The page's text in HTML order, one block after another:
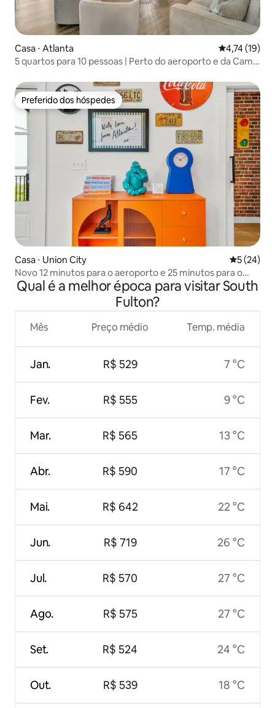
Casa ⋅ Atlanta 4,74 de uma
4,74 (19)
5 quartos para 10 pessoas | Perto do aeroporto e da Camp
Preferido dos hóspedes
Preferido dos hóspedes
Casa ⋅ Union City 5 de uma
5 (24)
Novo 12 minutos para o aeroporto e 25 minutos para o
centro da cidade
Qual é a melhor época para visitar South
Fulton?
Mês
Jan.
Fev.
Mar.
Abr.
Mai.
Jun.
Jul.
Ago.
Set.
Out.
Preço médio
R$ 529
R$ 555
R$ 565
R$ 590
R$ 642
R$ 719
R$ 570
R$ 575
R$ 524
R$ 539
Temp. média
7 °C
9 °C
13 °C
17 °C
22 °C
26 °C
27 °C
27 °C
24 °C
18 °C